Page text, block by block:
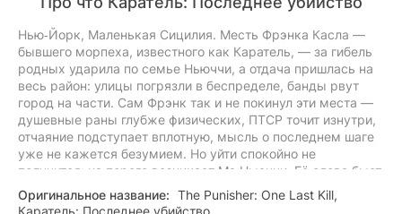
Нью‑Йорк, Маленькая Сицилия. Месть Фрэнка Касла —
бывшего морпеха, известного как Каратель, — за гибель
родных ударила по семье Ньюччи, а отдача пришлась на
весь район: улицы погрязли в беспределе, банды рвут
город на части. Сам Фрэнк так и не покинул эти места —
душевные раны глубже физических, ПТСР точит изнутри,
отчаяние подступает вплотную, мысль о последнем шаге
уже не кажется безумием. Но уйти спокойно не
получится: на пороге возникает Ма Ньюччи. Её слова бьют
наотмашь — за голову Карателя объявлена награда, и уже
сегодня в условленный час на него откроют охоту все
Оригинальное название: The Punisher: One Last Kill,
Каратель: Последнее убийство